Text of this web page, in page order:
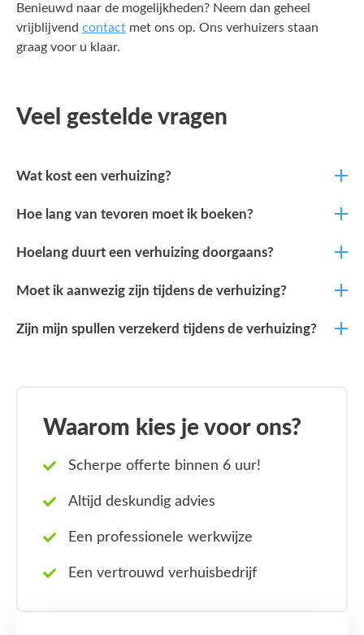
Benieuwd naar de mogelijkheden? Neem dan geheel
vrijblijvend contact met ons op. Ons verhuizers staan
graag voor u klaar.
Veel gestelde vragen
Wat kost een verhuizing?
Hoe lang van tevoren moet ik boeken?
Hoelang duurt een verhuizing doorgaans?
Moet ik aanwezig zijn tijdens de verhuizing?
Zijn mijn spullen verzekerd tijdens de verhuizing?
Waarom kies je voor ons?
Scherpe offerte binnen 6 uur!
Altijd deskundig advies
Een professionele werkwijze
Een vertrouwd verhuisbedrijf